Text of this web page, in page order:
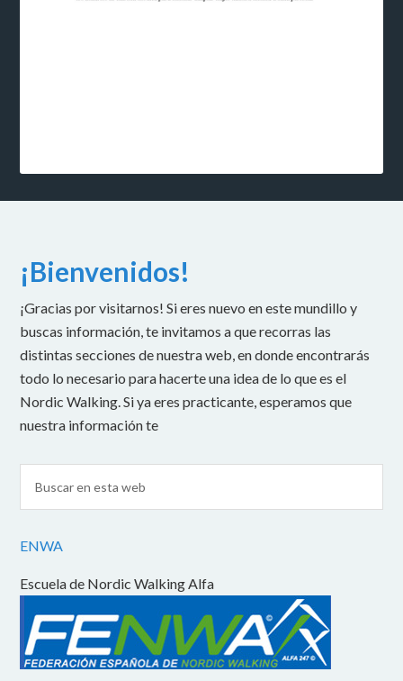
¡Bienvenidos!
¡Gracias por visitarnos! Si eres nuevo en este mundillo y
buscas información, te invitamos a que recorras las
distintas secciones de nuestra web, en donde encontrarás
todo lo necesario para hacerte una idea de lo que es el
Nordic Walking. Si ya eres practicante, esperamos que
nuestra información te
ENWA
Escuela de Nordic Walking Alfa